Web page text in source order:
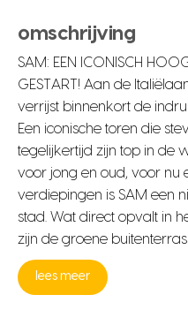
omschrijving
SAM: EEN ICONISCH
GESTART! Aan de
verrijst binnenkort de
Een iconische toren die
tegelijkertijd zijn top in de
voor jong en oud, voor nu
verdiepingen is SAM een
stad. Wat direct opvalt in
zijn de groene
lees meer